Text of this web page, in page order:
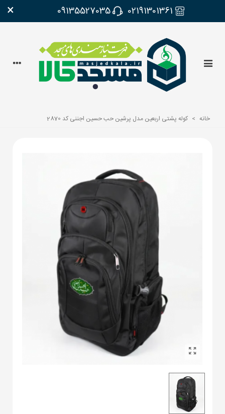
02191301361
09135527035
×
خانه > کوله پشتی اربعین مدل پرشین حب حسین اجننی کد 2870